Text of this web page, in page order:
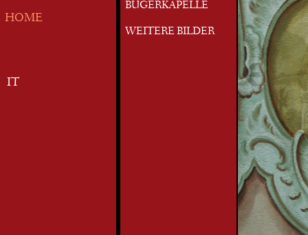
HOME
IT
BÜGERKAPELLE
WEITERE BILDER